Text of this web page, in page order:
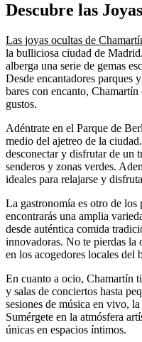
Descubre las
Las joyas ocultas de
la bulliciosa ciudad de
alberga una serie de gemas
Desde encantadores parques
bares con encanto,
gustos.
Adéntrate en el Parque de
medio del ajetreo de la
desconectar y disfrutar de un
senderos y zonas verdes.
ideales para relajarse y
La gastronomía es otro de
encontrarás una amplia
desde auténtica comida
innovadoras. No te pierdas la
en los acogedores locales del
En cuanto a ocio, Chamartín
y salas de conciertos hasta
sesiones de música en vivo,
Sumérgete en la atmósfera
únicas en espacios íntimos.